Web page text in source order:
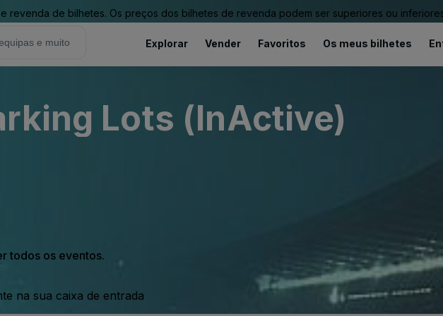
revenda de bilhetes. Os preços dos bilhetes de revenda podem ser superiores ou
Explorar Vender Favoritos Os meus bilhetes
Lots (InActive)
todos os eventos.
na sua caixa de entrada